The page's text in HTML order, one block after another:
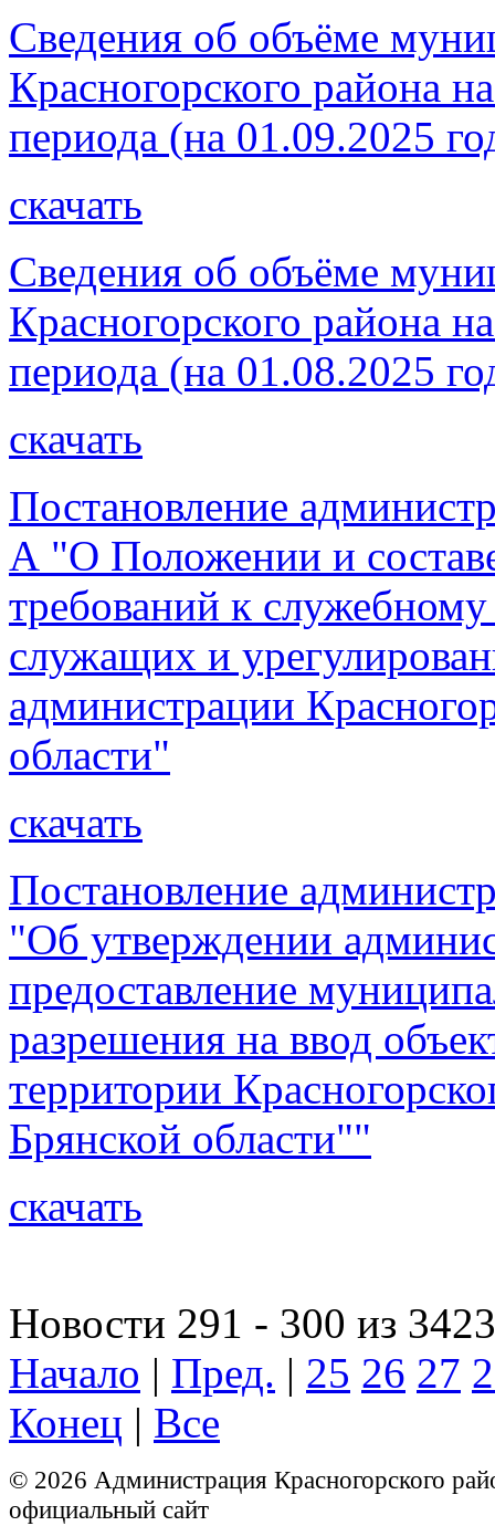
Сведения об объёме
Красногорского района
периода (на 01.09.2025
скачать
Сведения об объёме
Красногорского района
периода (на 01.08.2025
скачать
Постановление
А "О Положении и
требований к
служащих и
администрации
области"
скачать
Постановление
"Об утверждении
предоставление
разрешения на ввод
территории
Брянской области""
скачать
Новости 291 - 300 из 3423
Начало | Пред. | 25 26 27
Конец | Все
© 2026 Администрация Красногорского
официальный сайт